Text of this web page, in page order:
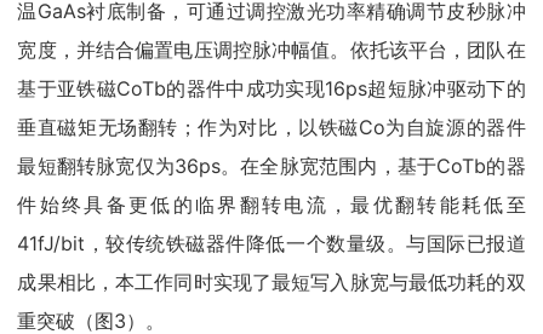
温GaAs衬底制备，可通过调控激光功率精确调节皮秒脉冲
宽度，并结合偏置电压调控脉冲幅值。依托该平台，团队在
基于亚铁磁CoTb的器件中成功实现16ps超短脉冲驱动下的
垂直磁矩无场翻转；作为对比，以铁磁Co为自旋源的器件
最短翻转脉宽仅为36ps。在全脉宽范围内，基于CoTb的器
件始终具备更低的临界翻转电流，最优翻转能耗低至
41fJ/bit，较传统铁磁器件降低一个数量级。与国际已报道
成果相比，本工作同时实现了最短写入脉宽与最低功耗的双
重突破（图3）。